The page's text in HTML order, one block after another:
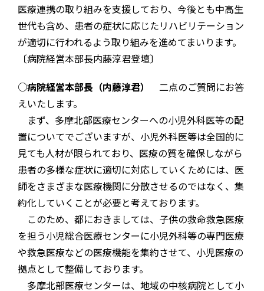
医療連携の取り組みを支援しており、今後とも中高生
世代も含め、患者の症状に応じたリハビリテーション
が適切に行われるよう取り組みを進めてまいります。
〔病院経営本部長内藤淳君登壇〕
○病院経営本部長（内藤淳君）
二点のご質問にお答
えいたします。
まず、多摩北部医療センターへの小児外科医等の配
置についてでございますが、小児外科医等は全国的に
見ても人材が限られており、医療の質を確保しながら
患者の多様な症状に適切に対応していくためには、医
師をさまざまな医療機関に分散させるのではなく、集
約化していくことが必要と考えております。
このため、都におきましては、子供の救命救急医療
を担う小児総合医療センターに小児外科等の専門医療
や救急医療などの医療機能を集約させて、小児医療の
拠点として整備しております。
多摩北部医療センターは、地域の中核病院として小